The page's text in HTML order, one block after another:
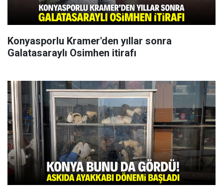
Konyasporlu Kramer'den yıllar sonra
Galatasaraylı Osimhen itirafı